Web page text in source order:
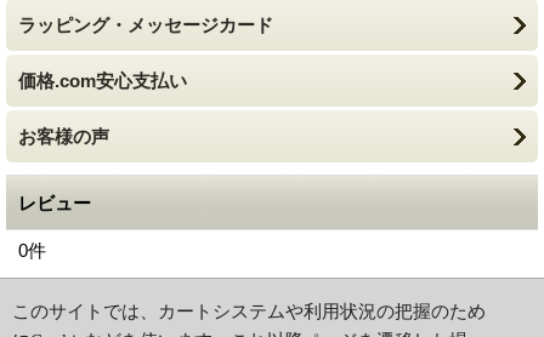
ラッピング・メッセージカード
価格.com安心支払い
お客様の声
レビュー
0件
ホーム | ショッピングカート
このサイトでは、カートシステムや利用状況の把握のため